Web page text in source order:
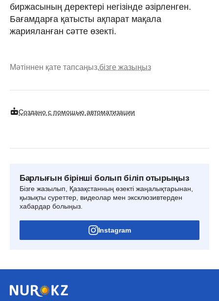
биржасының деректері негізінде әзірленген.
Бағамдарға қатысты ақпарат мақала
жарияланған сәтте өзекті.
Мәтіннен қате тапсаңыз,бізге жазыңыз
Создано с помощью автоматизации
Барлығын бірінші болып біліп отырыңыз
Бізге жазылып, Қазақстанның өзекті жаңалықтарынан,
қызықты суреттер, видеолар мен эксклюзивтерден
хабардар болыңыз.
Instagram